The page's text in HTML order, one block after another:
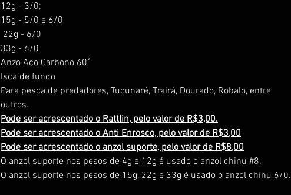
12g - 3/0;
15g - 5/0 e 6/0
22g - 6/0
33g - 6/0
Anzo Aço Carbono 60˚
Isca de fundo
Para pesca de predadores, Tucunaré, Trairá, Dourado, Robalo, entre
outros.
Pode ser acrescentado o Rattlin, pelo valor de R$3,00.
Pode ser acrescentado o Anti Enrosco, pelo valor de R$3,00
Pode ser acrescentado o anzol suporte, pelo valor de R$8,00
O anzol suporte nos pesos de 4g e 12g é usado o anzol chinu #8.
O anzol suporte nos pesos de 15g, 22g e 33g é usado o anzol chinu 6/0.